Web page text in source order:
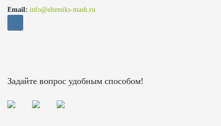
Email: info@eltemiks-mash.ru
Задайте вопрос удобным способом!